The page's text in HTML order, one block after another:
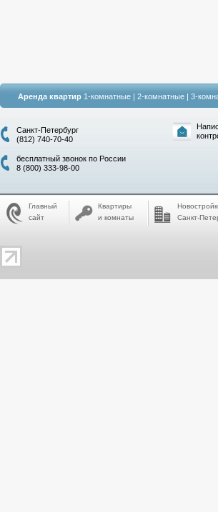
Аренда квартир 1-комнатные | 2-комнатные | 3-
Санкт-Петербург
(812) 740-70-40
бесплатный звонок по России
8 (800) 333-98-00
Главный
сайт
Квартиры
и комнаты
Санкт-